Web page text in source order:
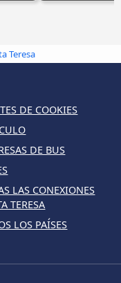
Teresa
DE COOKIES
DE BUS
LAS CONEXIONES
TERESA
LOS PAÍSES